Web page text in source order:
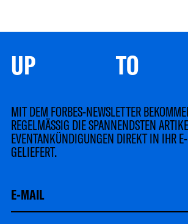
UP TO
MIT DEM FORBES-NEWSLETTER
REGELMÄSSIG DIE SPANNENDSTEN
EVENTANKÜNDIGUNGEN DIREKT IN IHR
GELIEFERT.